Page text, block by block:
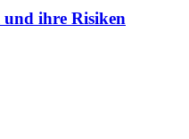
ihre Risiken